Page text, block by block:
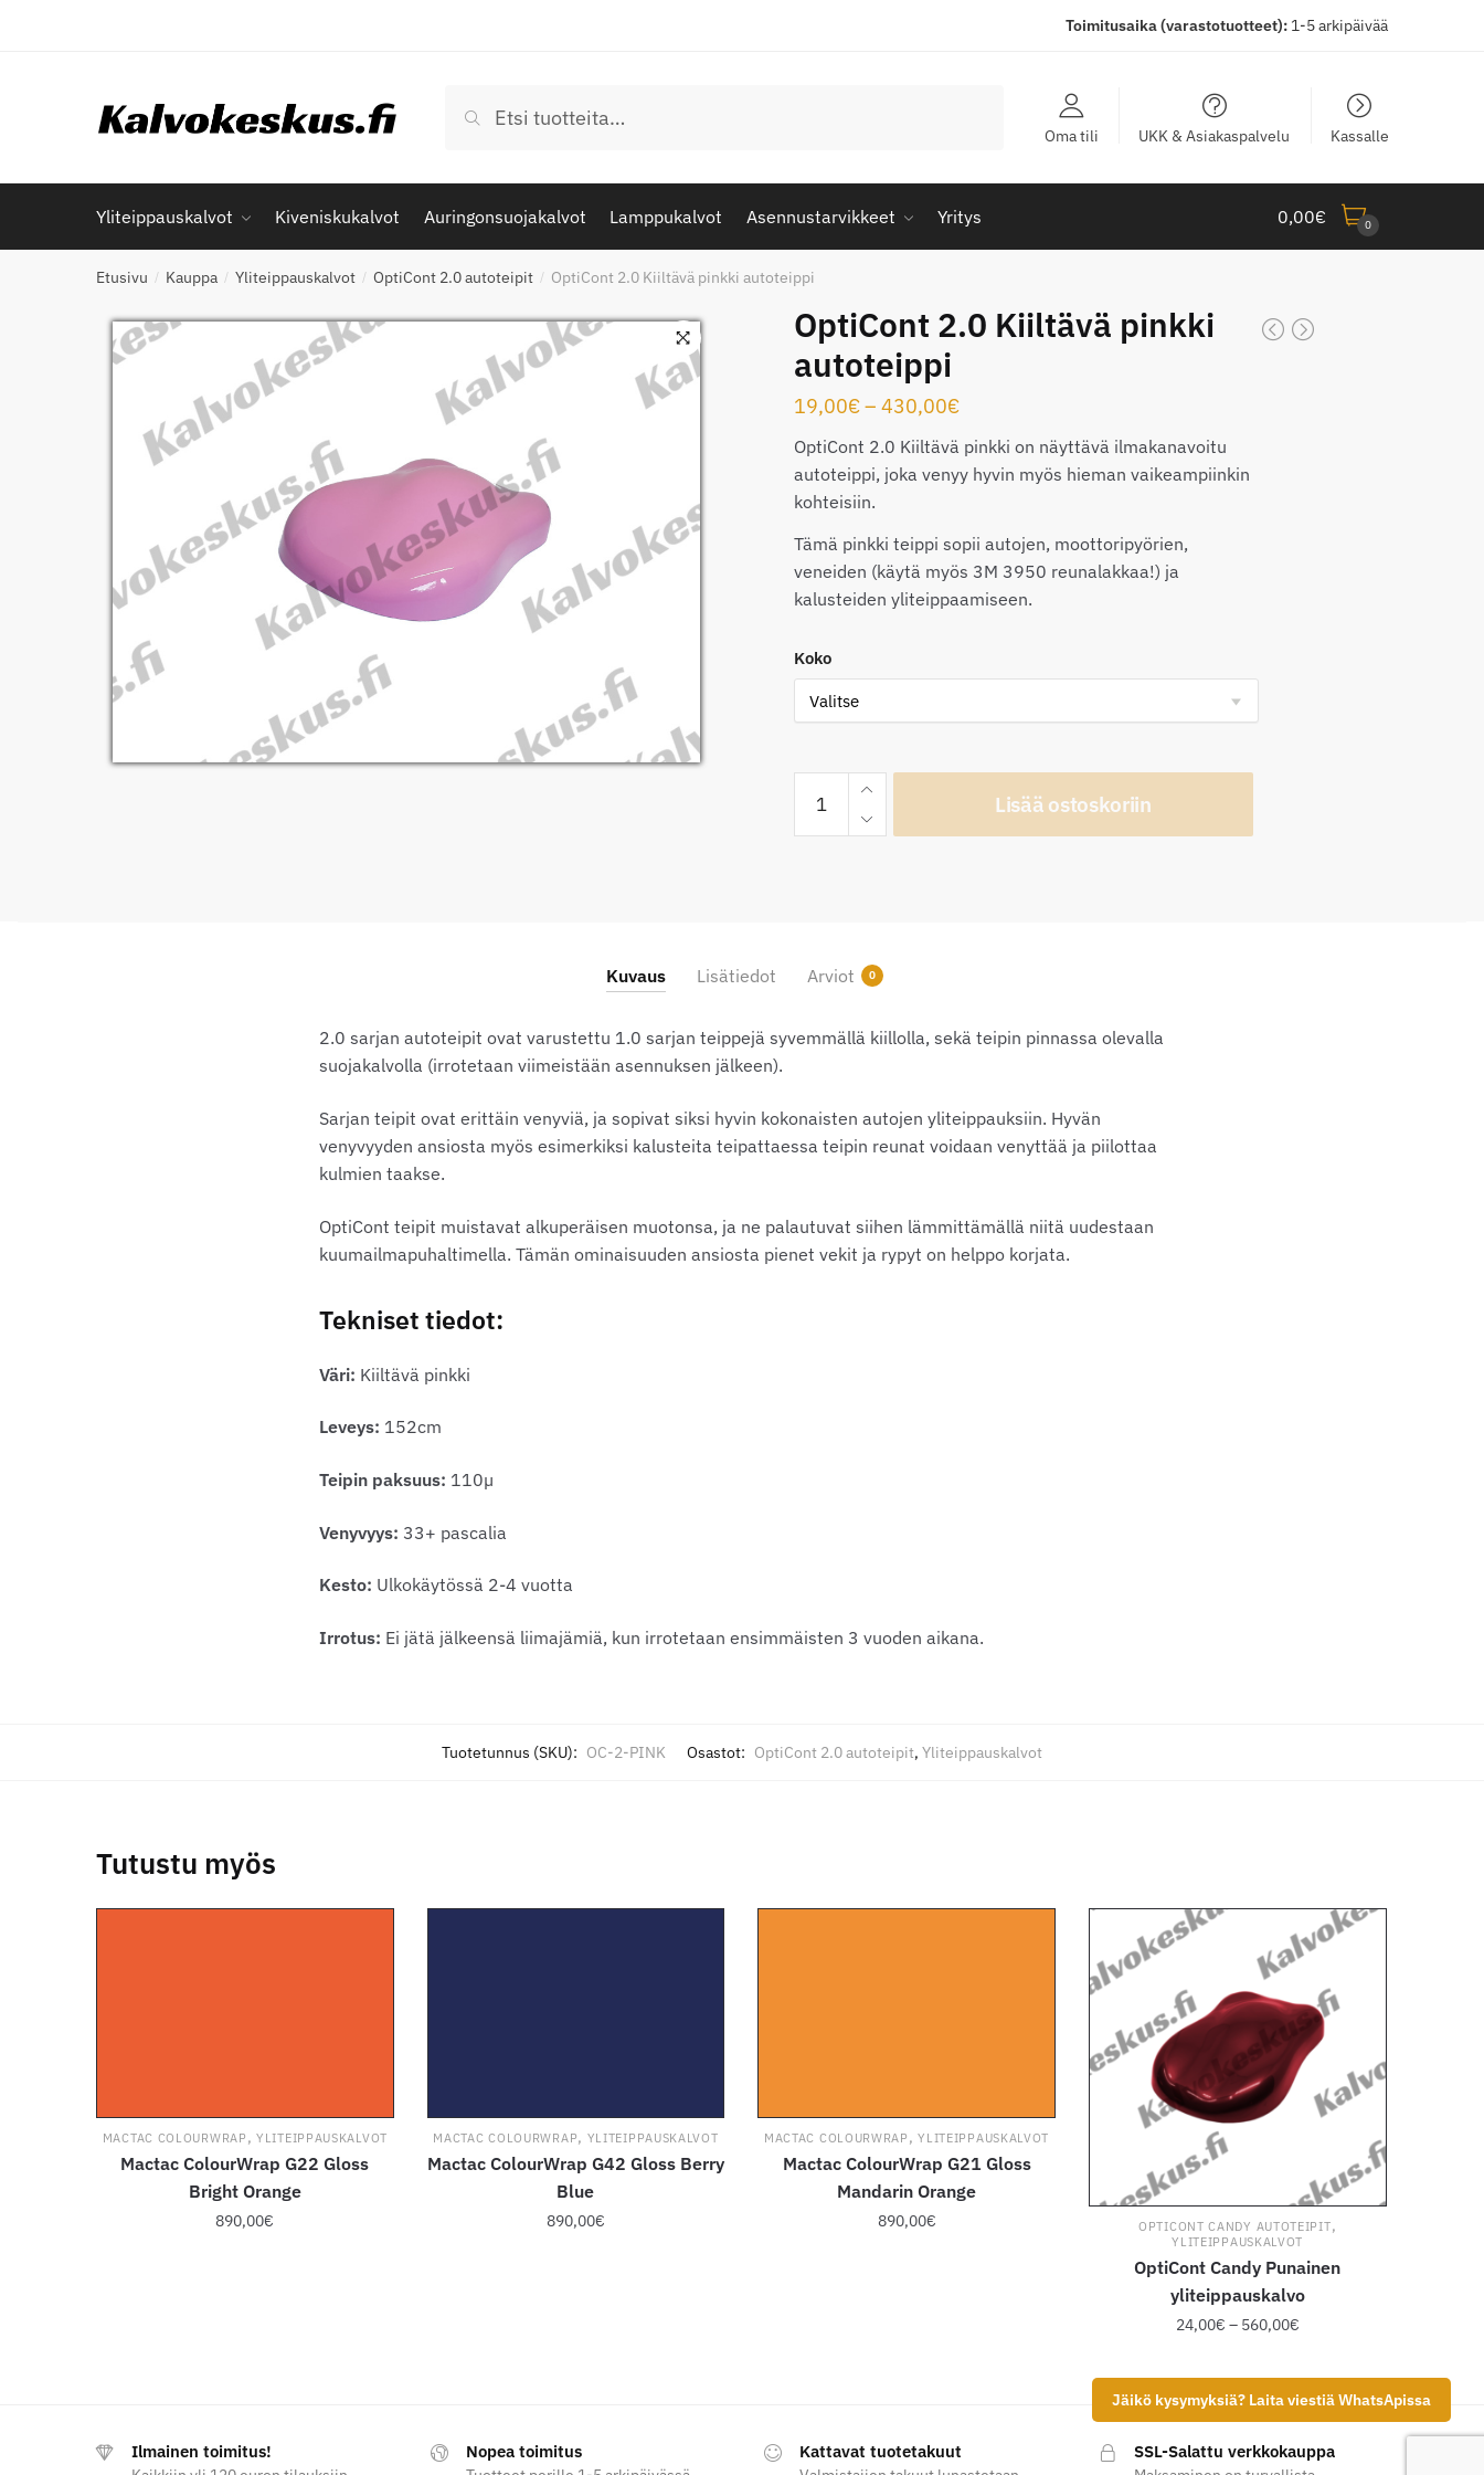
Toimitusaika (varastotuotteet): 1-5 arkipäivää
Haku
Oma tili
UKK & Asiakaspalvelu Kassalle
Yliteippauskalvot Kiveniskukalvot Auringonsuojakalvot Lamppukalvot Asennustarvikkeet Yritys 0,00€ 0
Etusivu / Kauppa / Yliteippauskalvot / OptiCont 2.0 autoteipit / OptiCont 2.0 Kiiltävä pinkki autoteippi
OptiCont 2.0 Kiiltävä pinkki
autoteippi
19,00€– 430,00€Hintaluokka:
19,00€
-
OptiCont 2.0 Kiiltävä pinkki on näyttävä ilmakanavoitu
autoteippi, joka venyy hyvin myös hieman vaikeampiinkin
kohteisiin.
Tämä pinkki teippi sopii autojen, moottoripyörien,
veneiden (käytä myös 3M 3950 reunalakkaa!) ja
kalusteiden yliteippaamiseen.
Koko
2.0
Kiiltävä
Lisää ostoskoriin
Jäikö kysymyksiä? Laita viestiä WhatsApissa
Kuvaus Lisätiedot Arviot 0
2.0 sarjan autoteipit ovat varustettu 1.0 sarjan teippejä syvemmällä kiillolla, sekä teipin pinnassa olevalla
suojakalvolla (irrotetaan viimeistään asennuksen jälkeen).
Sarjan teipit ovat erittäin venyviä, ja sopivat siksi hyvin kokonaisten autojen yliteippauksiin. Hyvän
venyvyyden ansiosta myös esimerkiksi kalusteita teipattaessa teipin reunat voidaan venyttää ja piilottaa
kulmien taakse.
OptiCont teipit muistavat alkuperäisen muotonsa, ja ne palautuvat siihen lämmittämällä niitä uudestaan
kuumailmapuhaltimella. Tämän ominaisuuden ansiosta pienet vekit ja rypyt on helppo korjata.
Tekniset tiedot:
Väri: Kiiltävä pinkki
Leveys: 152cm
Teipin paksuus: 110µ
Venyvyys: 33+ pascalia
Kesto: Ulkokäytössä 2-4 vuotta
Irrotus: Ei jätä jälkeensä liimajämiä, kun irrotetaan ensimmäisten 3 vuoden aikana.
Tuotetunnus (SKU): OC-2-PINK Osastot: OptiCont 2.0 autoteipit, Yliteippauskalvot
Tutustu myös
MACTAC COLOURWRAP ,YLITEIPPAUSKALVOT
Mactac ColourWrap G22 Gloss
Bright Orange
890,00€
tehdä
valinnat
MACTAC COLOURWRAP, YLITEIPPAUSKALVOT
Mactac ColourWrap G42 Gloss Berry
Blue
890,00€
tehdä
valinnat
MACTAC COLOURWRAP ,YLITEIPPAUSKALVOT
Mactac ColourWrap G21 Gloss
Mandarin Orange
890,00€
tehdä
valinnat
OPTICONT CANDY AUTOTEIPIT,
YLITEIPPAUSKALVOT
OptiCont Candy Punainen
yliteippauskalvo
24,00€ – 560,00€Hintaluokka:
560,00€
Tällä
on
Ilmainen toimitus! Nopea toimitus Kattavat tuotetakuut SSL-Salattu verkkokauppa